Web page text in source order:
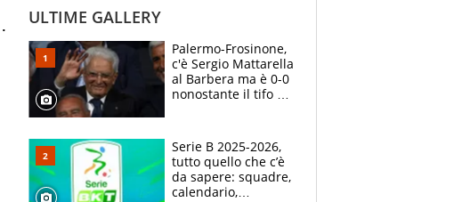
ULTIME GALLERY
Palermo-Frosinone,
c'è Sergio Mattarella
al Barbera ma è 0-0
nonostante il tifo del
Serie B 2025-2026,
tutto quello che c’è
da sapere: squadre,
calendario,